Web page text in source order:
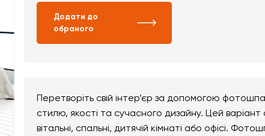
Додати до
обраного
Перетворіть свій інтер’єр за допомогою
стилю, якості та сучасного дизайну. Цей
вітальні, спальні, дитячій кімнаті або офісі.